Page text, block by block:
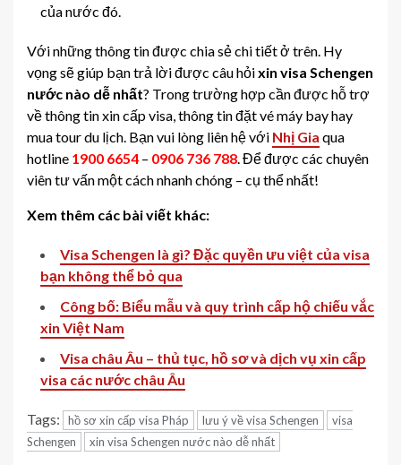
của nước đó.
Với những thông tin được chia sẻ chi tiết ở trên. Hy
vọng sẽ giúp bạn trả lời được câu hỏixin visa Schengen
nước nào dễ nhất? Trong trường hợp cần được hỗ trợ
về thông tin xin cấp visa, thông tin đặt vé máy bay hay
mua tour du lịch. Bạn vui lòng liên hệ với Nhị Gia qua
hotline 1900 6654 – 0906 736 788. Để được các chuyên
viên tư vấn một cách nhanh chóng – cụ thể nhất!
Xem thêm các bài viết khác:
Visa Schengen là gì? Đặc quyền ưu việt của visa
bạn không thể bỏ qua
Công bố: Biểu mẫu và quy trình cấp hộ chiếu vắc
xin Việt Nam
Visa châu Âu – thủ tục, hồ sơ và dịch vụ xin cấp
visa các nước châu Âu
Tags: hồ sơ xin cấp visa Pháp lưu ý về visa Schengen
visa
Schengen
xin visa Schengen nước nào dễ nhất